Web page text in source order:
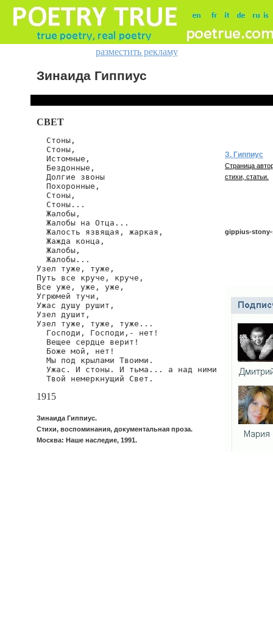
разместить рекламу
Зинаида Гиппиус
СВЕТ
  Стоны,
  Стоны,
  Истомные,
  Бездонные,
  Долгие звоны
  Похоронные,
  Стоны,
  Стоны...
  Жалобы,
  Жалобы на Отца...
  Жалость язвящая, жаркая,
  Жажда конца,
  Жалобы,
  Жалобы...
Узел туже, туже,
Путь все круче, круче,
Все уже, уже, уже,
Угрюмей тучи,
Ужас душу рушит,
Узел душит,
Узел туже, туже, туже...
  Господи, Господи,- нет!
  Вещее сердце верит!
  Боже мой, нет!
  Мы под крылами Твоими.
  Ужас. И стоны. И тьма... а над ними
  Твой немеркнущий Свет.
1915
Зинаида Гиппиус.
Стихи, воспоминания, документальная проза.
Москва: Наше наследие, 1991.
З. Гиппиус
Страница
стихи, статьи.
gippius-